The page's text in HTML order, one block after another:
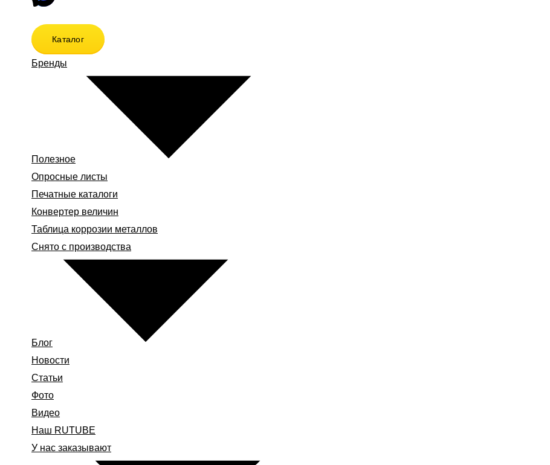
Каталог
Бренды
Полезное
Опросные листы
Печатные каталоги
Конвертер величин
Таблица коррозии металлов
Снято с производства
Блог
Новости
Статьи
Фото
Видео
Наш RUTUBE
У нас заказывают